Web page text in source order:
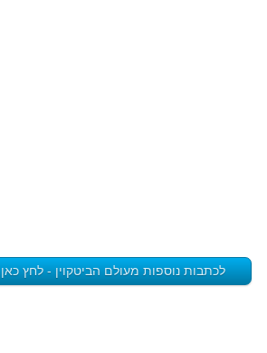
לכתבות נוספות מעולם הביטקוין - לחץ כאן